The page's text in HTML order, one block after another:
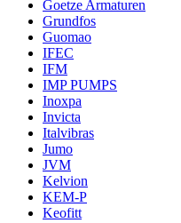
Goetze Armaturen
Grundfos
Guomao
IFEC
IFM
IMP PUMPS
Inoxpa
Invicta
Italvibras
Jumo
JVM
Kelvion
KEM-P
Keofitt